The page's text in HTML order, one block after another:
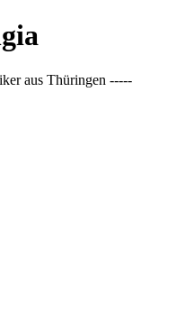
aus Thüringen -----